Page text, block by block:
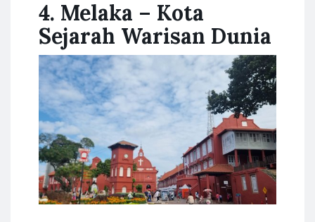
4. Melaka – Kota
Sejarah Warisan Dunia